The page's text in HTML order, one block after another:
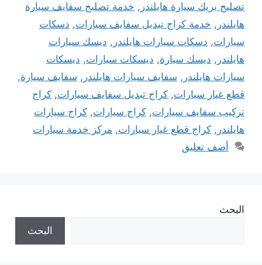
تصليح بريك سيارة هايلندر , خدمة تصليح سفايف سيارة
هايلندر , خدمة كراج تبديل سفايف سيارات, دسكات
سيارات, دسكات سيارات هايلندر , ديسك سيارات
هايلندر , ديسك سيارة, ديسكات سيارات, ديسكات
سيارات هايلندر , سفايف سيارات هايلندر , سفايف سيارة,
قطع غيار سيارات, كراج تبديل سفايف سيارات, كراج
تركيب سفايف سيارات, كراج سيارات, كراج سيارات
هايلندر , كراج قطع غيار سيارات, مركز خدمة سيارات
أضف تعليق
البحث
البحث